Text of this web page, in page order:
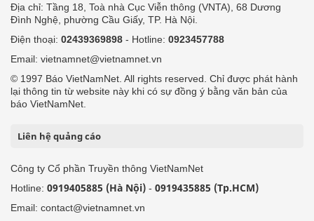
Địa chỉ: Tầng 18, Toà nhà Cục Viễn thông (VNTA), 68 Dương
Đình Nghệ, phường Cầu Giấy, TP. Hà Nội.
Điện thoại: 02439369898 - Hotline: 0923457788
Email: vietnamnet@vietnamnet.vn
© 1997 Báo VietNamNet. All rights reserved. Chỉ được phát hành
lại thông tin từ website này khi có sự đồng ý bằng văn bản của
báo VietNamNet.
Liên hệ quảng cáo
Công ty Cổ phần Truyền thông VietNamNet
Hotline: 0919405885 (Hà Nội) - 0919435885 (Tp.HCM)
Email: contact@vietnamnet.vn